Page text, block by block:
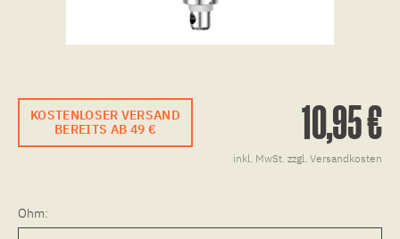
KOSTENLOSER VERSAND
BEREITS AB 49 €
10,95 €
inkl. MwSt. zzgl. Versandkosten
Ohm: